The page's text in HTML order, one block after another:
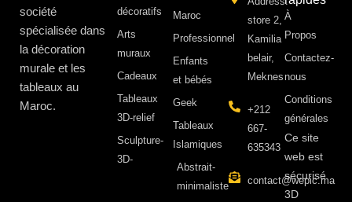
société
spécialisée dans
la décoration
murale et les
tableaux au
Maroc.
décoratifs
Arts
muraux
Cadeaux
Tableaux
3D-relief
Sculpture-
3D-
Maroc
Professionnel
Enfants
et bébés
Geek
Tableaux
Islamiques
Abstrait-
minimaliste
store 2,
Kamilia
belair,
Meknes
+212
667-
635343
contact@wepic.ma
À
Propos ​
Contactez-
nous
Conditions
générales
Ce site
web est
sécurisé
3D